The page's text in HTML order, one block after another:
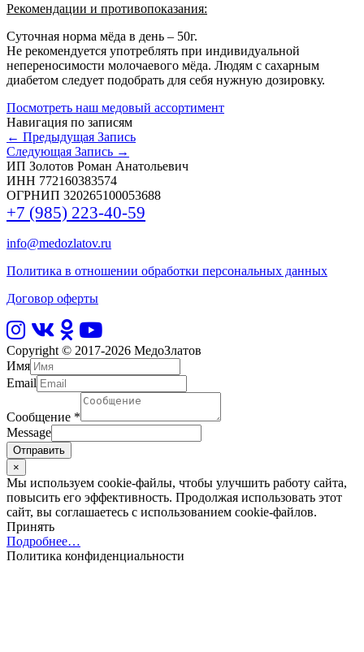
Рекомендации и противопоказания:
Суточная норма мёда в день – 50г.
Не рекомендуется употреблять при индивидуальной
непереносимости молочаевого мёда. Людям с сахарным
диабетом следует подобрать для себя нужную дозировку.
Посмотреть наш медовый ассортимент
Навигация по записям
← Предыдущая Запись
Следующая Запись →
ИП Золотов Роман Анатольевич
ИНН 772160383574
ОГРНИП 320265100053688
+7 (985) 223-40-59
info@medozlatov.ru
Политика в отношении обработки персональных данных
Договор оферты
Copyright © 2017-2026 МедоЗлатов
Имя
Email
Сообщение *
Message
Отправить
×
Мы используем cookie-файлы, чтобы улучшить работу сайта,
повысить его эффективность. Продолжая использовать этот
сайт, вы соглашаетесь с использованием cookie-файлов.
Принять
Подробнее…
Политика конфиденциальности